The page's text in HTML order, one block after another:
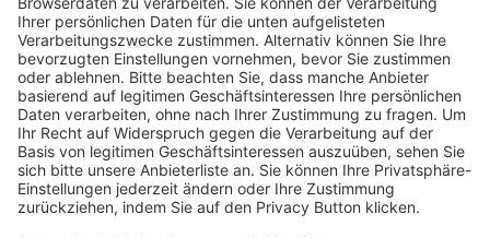
Trainerausbildung
Schulungsangebot Vereinsmitarbeiter
BFV-Geschäftsstellen
Trainerbörse
Login SpielPlus
FOLGE DEM BFV